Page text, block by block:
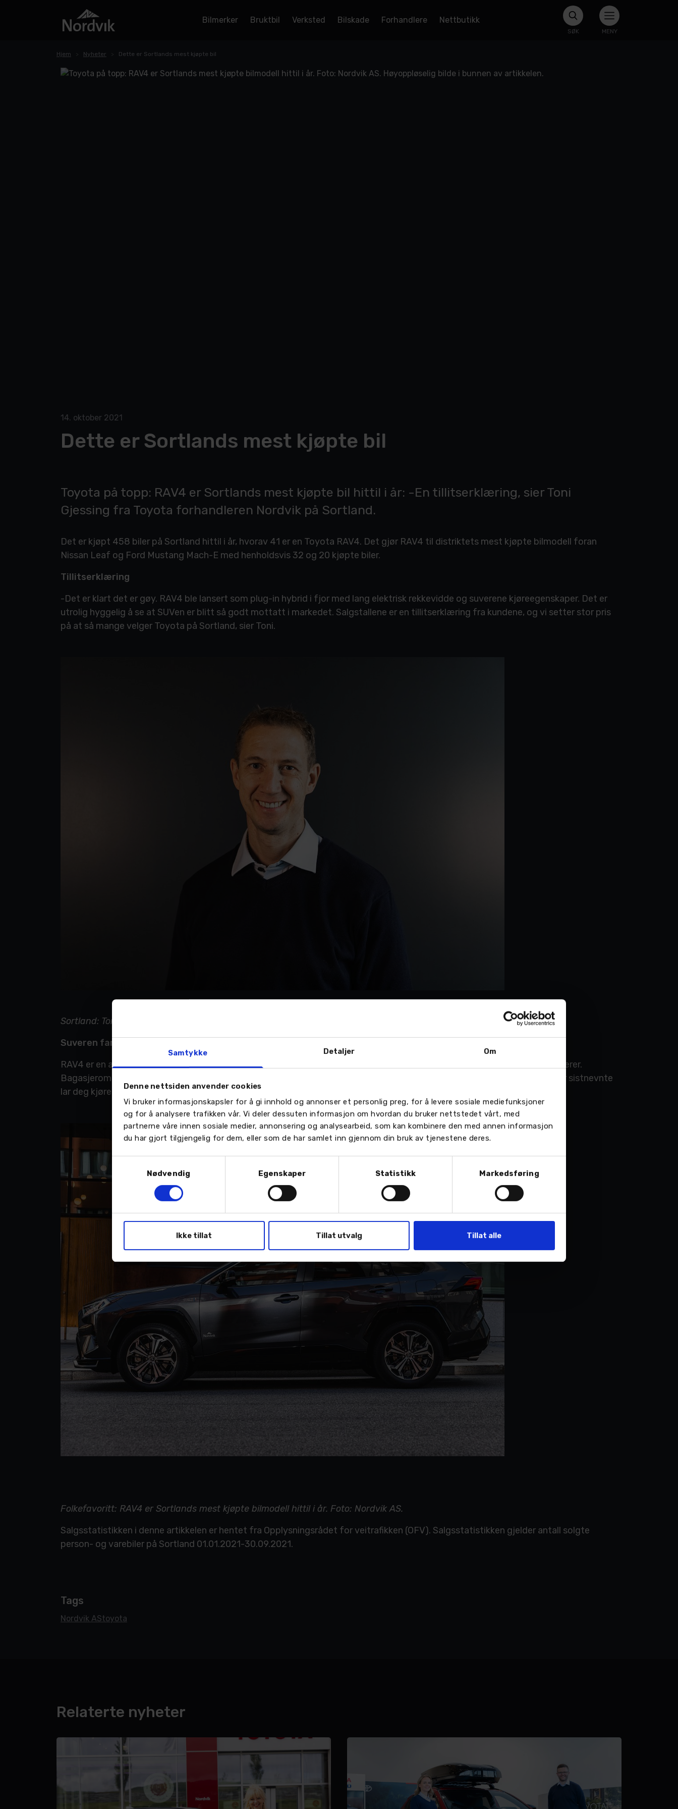
Samtykke Detaljer Om
Denne nettsiden anvender cookies
Vi bruker informasjonskapsler for å gi innhold og annonser et personlig preg, for å levere sosiale mediefunksjoner
og for å analysere trafikken vår. Vi deler dessuten informasjon om hvordan du bruker nettstedet vårt, med
partnerne våre innen sosiale medier, annonsering og analysearbeid, som kan kombinere den med annen informasjon
du har gjort tilgjengelig for dem, eller som de har samlet inn gjennom din bruk av tjenestene deres.
Nødvendig
Egenskaper Statistikk Markedsføring
Ikke tillat Tillat utvalg Tillat alle
Bilmerker Bruktbil Verksted Bilskade Forhandlere Nettbutikk
SØK MENY
Hjem Nyheter Dette er Sortlands mest kjøpte bil
14. oktober 2021
Dette er Sortlands mest kjøpte bil
Toyota på topp: RAV4 er Sortlands mest kjøpte bil hittil i år: -En tillitserklæring, sier Toni
Gjessing fra Toyota forhandleren Nordvik på Sortland.
Det er kjøpt 458 biler på Sortland hittil i år, hvorav 41 er en Toyota RAV4. Det gjør RAV4 til distriktets mest kjøpte bilmodell foran
Nissan Leaf og Ford Mustang Mach-E med henholdsvis 32 og 20 kjøpte biler.
Tillitserklæring
-Det er klart det er gøy. RAV4 ble lansert som plug-in hybrid i fjor med lang elektrisk rekkevidde og suverene kjøreegenskaper. Det er
utrolig hyggelig å se at SUVen er blitt så godt mottatt i markedet. Salgstallene er en tillitserklæring fra kundene, og vi setter stor pris
på at så mange velger Toyota på Sortland, sier Toni.
Sortland: Toni Gjessing, daglig leder i Nordvik AS avd. Sortland. Foto: Nordvik AS.
Suveren familiebil
RAV4 er en allsidig SUV som passer perfekt som familiebil. Bilen er romslig, hvor du har god plass til både fører og passasjerer.
Bagasjerommet har også god plass til både vogn, bagasje og utstyr. Bilen leveres både som hybrid og plug-in hybrid, hvor sistnevnte
lar deg kjøre mer eller mindre 100% elektrisk store deler av hverdagen.
Folkefavoritt: RAV4 er Sortlands mest kjøpte bilmodell hittil i år. Foto: Nordvik AS.
Salgsstatistikken i denne artikkelen er hentet fra Opplysningsrådet for veitrafikken (OFV). Salgsstatistikken gjelder antall solgte
person- og varebiler på Sortland 01.01.2021-30.09.2021.
Tags
Nordvik AStoyota
Relaterte nyheter